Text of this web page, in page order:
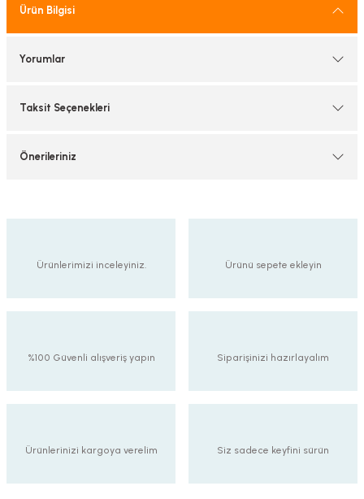
Armatürler
Armatür
Ürün Bilgisi
Yorumlar
Taksit Seçenekleri
Önerileriniz
Ürünlerimizi inceleyiniz. Ürünü sepete ekleyin
%100 Güvenli alışveriş yapın Siparişinizi hazırlayalım
Ürünlerinizi kargoya verelim Siz sadece keyfini sürün